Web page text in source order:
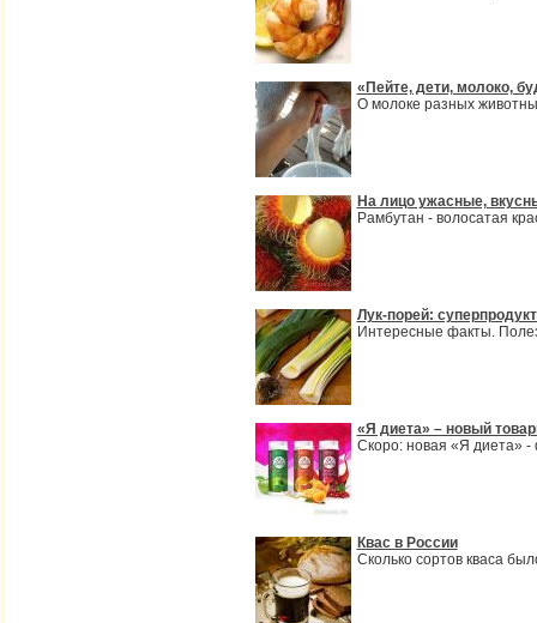
«Пейте, дети, молоко,
О молоке разных
На лицо ужасные,
Рамбутан - волосатая
Лук-порей:
Интересные факты.
«Я диета» – новый
Скоро: новая «Я диета» -
Квас в России
Сколько сортов кваса